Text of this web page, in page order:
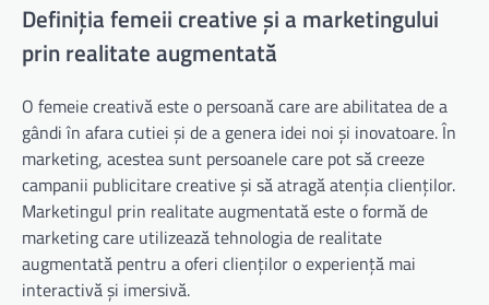
Definiția femeii creative și a marketingului
prin realitate augmentată
O femeie creativă este o persoană care are abilitatea de a
gândi în afara cutiei și de a genera idei noi și inovatoare. În
marketing, acestea sunt persoanele care pot să creeze
campanii publicitare creative și să atragă atenția clienților.
Marketingul prin realitate augmentată este o formă de
marketing care utilizează tehnologia de realitate
augmentată pentru a oferi clienților o experiență mai
interactivă și imersivă.